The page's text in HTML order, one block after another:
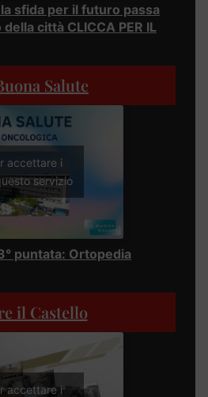
sfida per il futuro passa
città CLICCA PER IL
Salute
accettare i
servizio
puntata: Ortopedia
il Castello
accettare i